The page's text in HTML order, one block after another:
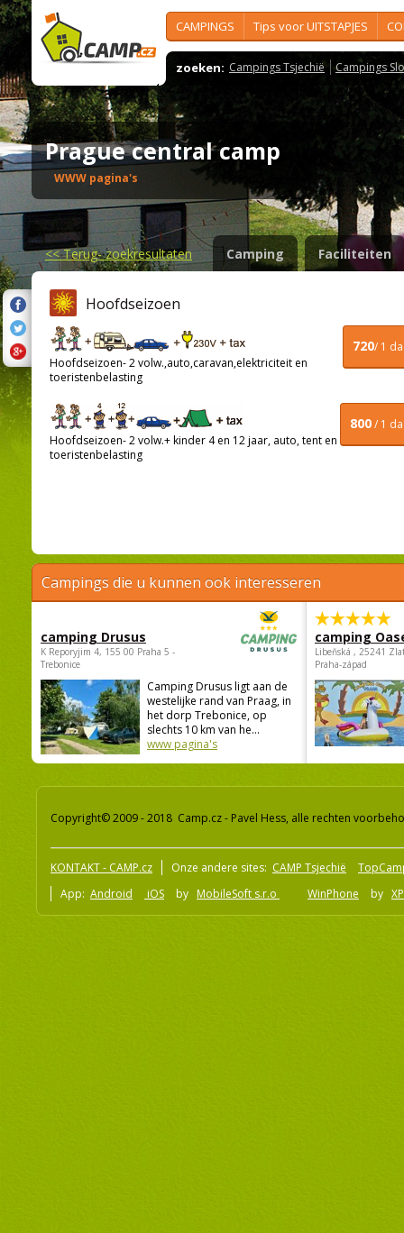
CAMPINGS Tips voor UITSTAPJES
zoeken: Campings Tsjechië Campings
Prague central camp
WWW pagina's
<<Terug- zoekresultaten Camping Faciliteiten
Hoofdseizoen
720/ 1
Hoofdseizoen- 2 volw.,auto,caravan,elektriciteit en
toeristenbelasting
800/ 1
Hoofdseizoen- 2 volw.+ kinder 4 en 12 jaar, auto, tent en
toeristenbelasting
Campings die u kunnen ook interesseren
camping Drusus
K Reporyjim 4, 155 00 Praha 5 -
Trebonice
Camping Drusus ligt aan de
westelijke rand van Praag, in
het dorp Trebonice, op
slechts 10 km van he...
www pagina's
camping
Libeňská , 25241
Praha-západ
Copyright© 2009 - 2018 Camp.cz - Pavel Hess, alle rechten
KONTAKT - CAMP.cz Onze andere sites: CAMP Tsjechië
App: Android iOS by MobileSoft s.r.o WinPhone by